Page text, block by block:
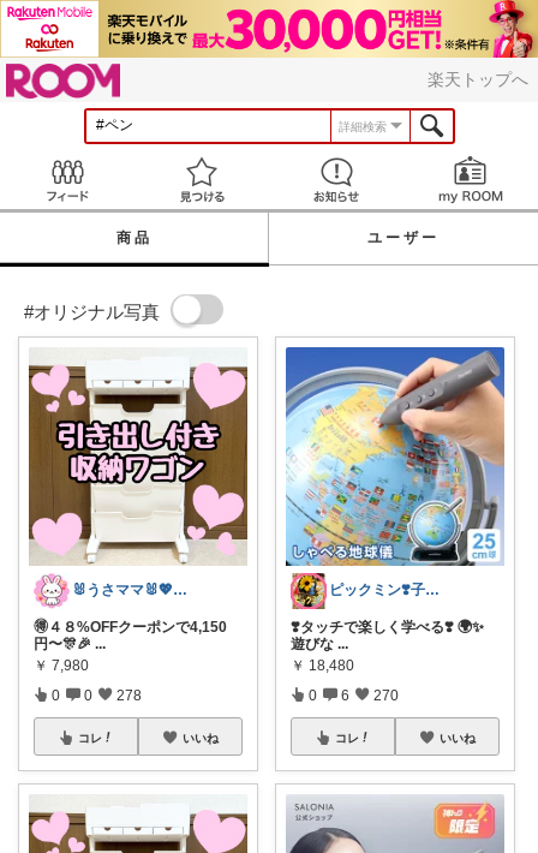
楽天トップへ
詳細検索
見つける お知らせ
商品 ユーザー
#オリジナル写真
🐰うさママ🐰💖キッズ・ママの日常✨
🉐４８%OFFクーポンで4,150
円〜🎊🎉 ...
￥ 7,980
0 0 278
コレ いいね
ピックミン❣️子育てパパママ応援グッズ
❣️タッチで楽しく学べる❣️ 🌍✨
遊びな ...
￥ 18,480
0 6 270
コレ いいね